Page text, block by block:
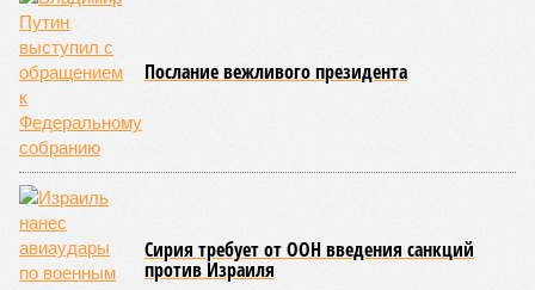
Послание вежливого президента
Сирия требует от ООН введения санкций
против Израиля